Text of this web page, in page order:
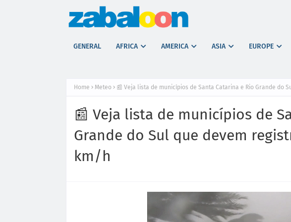
GENERAL AFRICA AMERICA ASIA EUROPE
Home Meteo 📰 Veja lista de municípios de Santa Catarina e Rio Grande do
📰 Veja lista de municípios de
Grande do Sul que devem
km/h